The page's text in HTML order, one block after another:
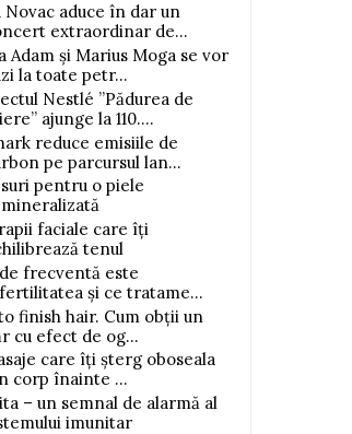
Novac aduce în dar un
extraordinar de...
Adam și Marius Moga se vor
la toate petr...
Nestlé ”Pădurea de
ajunge la 110....
reduce emisiile de
pe parcursul lan...
pentru o piele
faciale care îți
tenul
frecventă este
și ce tratame...
finish hair. Cum obții un
cu efect de og...
care îți șterg oboseala
corp înainte ...
– un semnal de alarmă al
imunitar